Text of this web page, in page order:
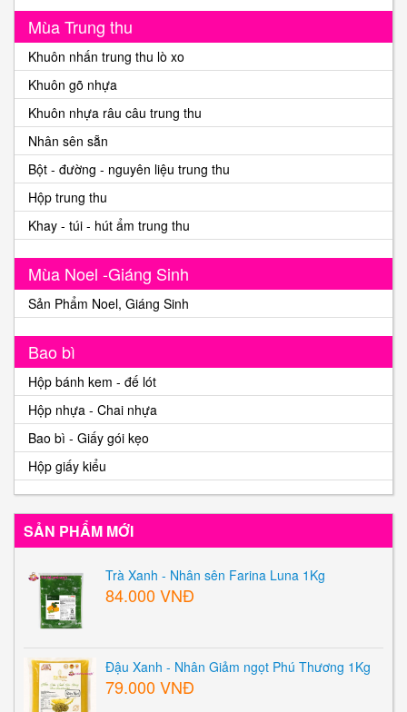
Mùa Trung thu
Khuôn nhấn trung thu lò xo
Khuôn gõ nhựa
Khuôn nhựa râu câu trung thu
Nhân sên sẵn
Bột - đường - nguyên liệu trung thu
Hộp trung thu
Khay - túi - hút ẩm trung thu
Mùa Noel -Giáng Sinh
Sản Phẩm Noel, Giáng Sinh
Bao bì
Hộp bánh kem - đế lót
Hộp nhựa - Chai nhựa
Bao bì - Giấy gói kẹo
Hộp giấy kiểu
SẢN PHẨM MỚI
Trà Xanh - Nhân sên Farina Luna 1Kg
84.000 VNĐ
Đậu Xanh - Nhân Giảm ngọt Phú Thương 1Kg
79.000 VNĐ